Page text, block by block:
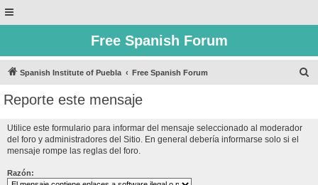
Free Spanish Forum
Spanish Institute of Puebla Free Spanish Forum
Reporte este mensaje
Utilice este formulario para informar del mensaje seleccionado al moderador
del foro y administradores del Sitio. En general debería informarse solo si el
mensaje rompe las reglas del foro.
Razón: